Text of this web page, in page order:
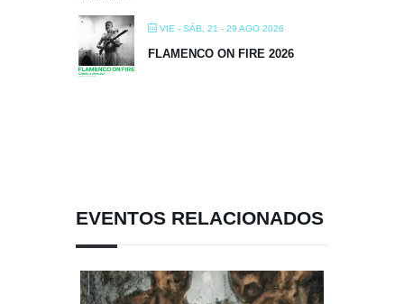
VIE - SÁB, 21 - 29 AGO 2026
FLAMENCO ON FIRE 2026
EVENTOS RELACIONADOS